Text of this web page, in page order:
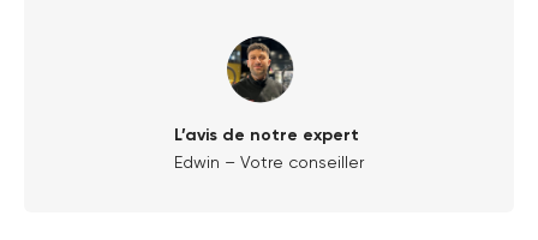
L’avis de notre expert
Edwin – Votre conseiller